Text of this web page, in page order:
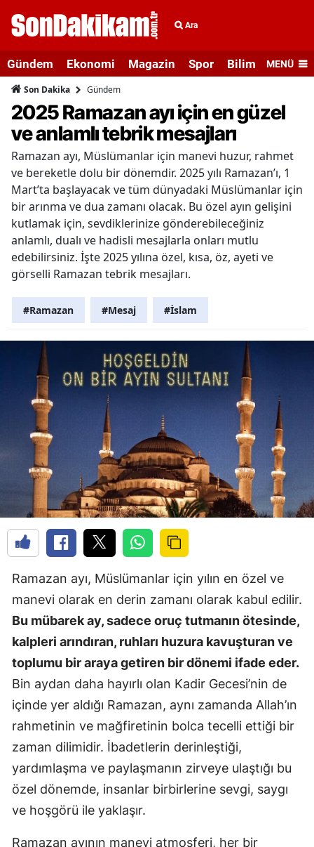
Ara
Gündem Ekonomi Magazin Spor Bilim veMENÜ
Son Dakika Gündem
2025 Ramazan ayı için en güzel
ve anlamlı tebrik mesajları
Ramazan ayı, Müslümanlar için manevi huzur, rahmet
ve bereketle dolu bir dönemdir. 2025 yılı Ramazan’ı, 1
Mart’ta başlayacak ve tüm dünyadaki Müslümanlar için
bir arınma ve dua zamanı olacak. Bu özel ayın gelişini
kutlamak için, sevdiklerinize gönderebileceğiniz
anlamlı, dualı ve hadisli mesajlarla onları mutlu
edebilirsiniz. İşte 2025 yılına özel, kısa, öz, ayeti ve
görselli Ramazan tebrik mesajları.
#Ramazan #Mesaj #İslam
Ramazan ayı, Müslümanlar için yılın en özel ve
manevi olarak en derin zamanı olarak kabul edilir.
Bu mübarek ay, sadece oruç tutmanın ötesinde,
kalpleri arındıran, ruhları huzura kavuşturan ve
toplumu bir araya getiren bir dönemi ifade eder.
Bin aydan daha hayırlı olan Kadir Gecesi’nin de
içinde yer aldığı Ramazan, aynı zamanda Allah’ın
rahmetinin ve mağfiretinin bolca tecelli ettiği bir
zaman dilimidir. İbadetlerin derinleştiği,
yardımlaşma ve paylaşmanın zirveye ulaştığı bu
özel dönemde, insanlar birbirlerine sevgi, saygı
ve hoşgörü ile yaklaşır.
Ramazan ayının manevi atmosferi, her bir